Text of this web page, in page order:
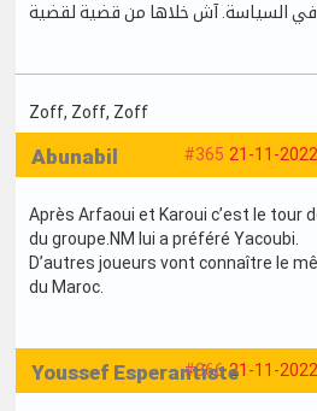
في السياسة. آش خلاها من قضية لقضية
Zoff, Zoff, Zoff
#365 21-11-
Abunabil
Après Arfaoui et Karoui c’est le tour
du groupe.NM lui a préféré Yacoubi.
D’autres joueurs vont connaître le
du Maroc.
#366 21-11-
Youssef Esperantiste